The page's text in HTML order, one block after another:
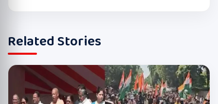
Related Stories